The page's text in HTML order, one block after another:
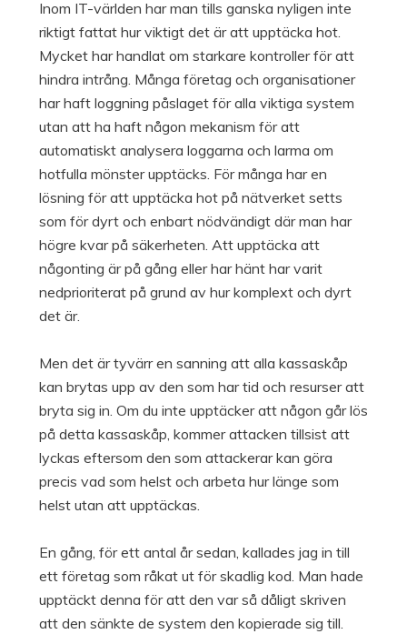
Inom IT-världen har man tills ganska nyligen inte
riktigt fattat hur viktigt det är att upptäcka hot.
Mycket har handlat om starkare kontroller för att
hindra intrång. Många företag och organisationer
har haft loggning påslaget för alla viktiga system
utan att ha haft någon mekanism för att
automatiskt analysera loggarna och larma om
hotfulla mönster upptäcks. För många har en
lösning för att upptäcka hot på nätverket setts
som för dyrt och enbart nödvändigt där man har
högre kvar på säkerheten. Att upptäcka att
någonting är på gång eller har hänt har varit
nedprioriterat på grund av hur komplext och dyrt
det är.
Men det är tyvärr en sanning att alla kassaskåp
kan brytas upp av den som har tid och resurser att
bryta sig in. Om du inte upptäcker att någon går lös
på detta kassaskåp, kommer attacken tillsist att
lyckas eftersom den som attackerar kan göra
precis vad som helst och arbeta hur länge som
helst utan att upptäckas.
En gång, för ett antal år sedan, kallades jag in till
ett företag som råkat ut för skadlig kod. Man hade
upptäckt denna för att den var så dåligt skriven
att den sänkte de system den kopierade sig till.